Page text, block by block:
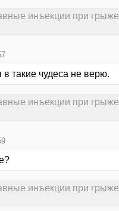
инъекции при грыже
такие чудеса не верю.
инъекции при грыже
инъекции при грыже